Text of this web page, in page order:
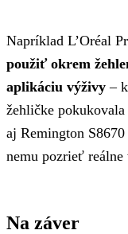
Napríklad L’Oréal
použiť okrem
aplikáciu výživy –
žehličke
aj Remington
nemu pozrieť reálne
Na záver